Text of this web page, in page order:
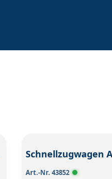
Schnellzugwagen
Art.-Nr. 43852